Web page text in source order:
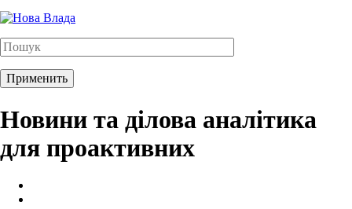
Новини та ділова аналітика
для проактивних